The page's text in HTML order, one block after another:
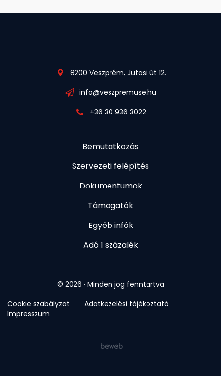
8200 Veszprém, Jutasi út 12.
info@veszpremuse.hu
+36 30 936 3022
Bemutatkozás
Szervezeti felépítés
Dokumentumok
Támogatók
Egyéb infók
Adó 1 százalék
© 2026 · Minden jog fenntartva
Cookie szabályzat
Adatkezelési tájékoztató
Impresszum